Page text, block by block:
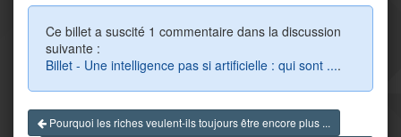
Ce billet a suscité 1 commentaire dans la discussion
suivante :
Billet - Une intelligence pas si artificielle : qui sont ....
Pourquoi les riches veulent-ils toujours être encore plus ...